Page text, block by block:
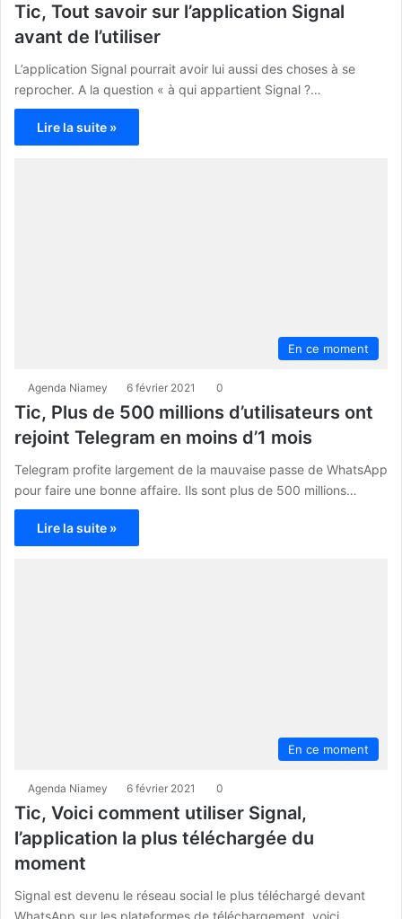
Tic, Tout savoir sur l’application Signal
avant de l’utiliser
L’application Signal pourrait avoir lui aussi des choses à se
reprocher. A la question « à qui appartient Signal ?…
Lire la suite »
En ce moment
Agenda Niamey 6 février 2021 0
Tic, Plus de 500 millions d’utilisateurs ont
rejoint Telegram en moins d’1 mois
Telegram profite largement de la mauvaise passe de WhatsApp
pour faire une bonne affaire. Ils sont plus de 500 millions…
Lire la suite »
En ce moment
Agenda Niamey 6 février 2021 0
Tic, Voici comment utiliser Signal,
l’application la plus téléchargée du
moment
Signal est devenu le réseau social le plus téléchargé devant
WhatsApp sur les plateformes de téléchargement, voici